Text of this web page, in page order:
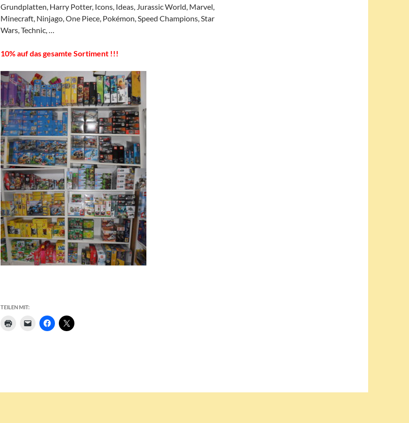
Grundplatten, Harry Potter, Icons, Ideas, Jurassic World, Marvel,
Minecraft, Ninjago, One Piece, Pokémon, Speed Champions, Star
Wars, Technic, …
10% auf das gesamte Sortiment !!!
TEILEN MIT: